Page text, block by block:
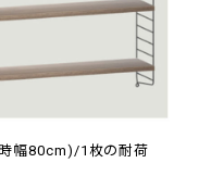
幅80cm)/1枚の耐荷